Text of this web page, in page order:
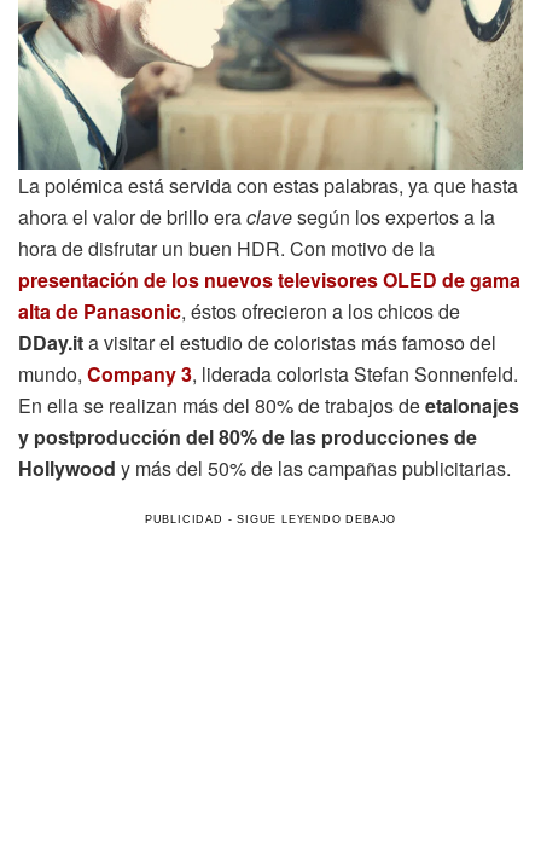
La polémica está servida con estas palabras, ya que hasta
ahora el valor de brillo eraclavesegún los expertos a la
hora de disfrutar un buen HDR. Con motivo de la
presentación de los nuevos televisores OLED de gama
alta de Panasonic, éstos ofrecieron a los chicos de
DDay.ita visitar el estudio de coloristas más famoso del
mundo, Company 3, liderada colorista Stefan Sonnenfeld.
En ella se realizan más del 80% de trabajos deetalonajes
y postproducción del 80% de las producciones de
Hollywood y más del 50% de las campañas publicitarias.